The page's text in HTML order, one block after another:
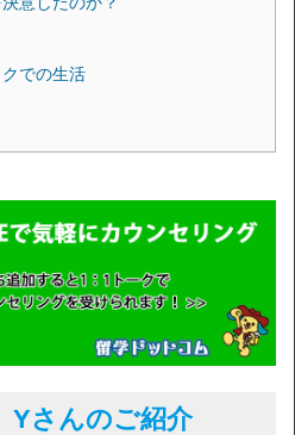
での生活
Yさんのご紹介